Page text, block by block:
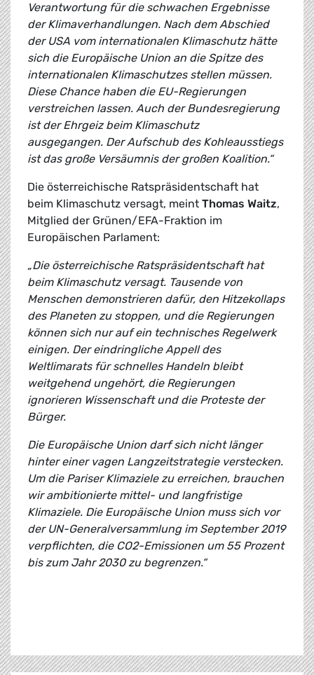
Verantwortung für die schwachen Ergebnisse
der Klimaverhandlungen. Nach dem Abschied
der USA vom internationalen Klimaschutz hätte
sich die Europäische Union an die Spitze des
internationalen Klimaschutzes stellen müssen.
Diese Chance haben die EU-Regierungen
verstreichen lassen. Auch der Bundesregierung
ist der Ehrgeiz beim Klimaschutz
ausgegangen. Der Aufschub des Kohleausstiegs
ist das große Versäumnis der großen Koalition.“
Die österreichische Ratspräsidentschaft hat
beim Klimaschutz versagt, meint Thomas Waitz,
Mitglied der Grünen/EFA-Fraktion im
Europäischen Parlament:
„Die österreichische Ratspräsidentschaft hat
beim Klimaschutz versagt. Tausende von
Menschen demonstrieren dafür, den Hitzekollaps
des Planeten zu stoppen, und die Regierungen
können sich nur auf ein technisches Regelwerk
einigen. Der eindringliche Appell des
Weltlimarats für schnelles Handeln bleibt
weitgehend ungehört, die Regierungen
ignorieren Wissenschaft und die Proteste der
Bürger.
Die Europäische Union darf sich nicht länger
hinter einer vagen Langzeitstrategie verstecken.
Um die Pariser Klimaziele zu erreichen, brauchen
wir ambitionierte mittel- und langfristige
Klimaziele. Die Europäische Union muss sich vor
der UN-Generalversammlung im September 2019
verpflichten, die CO2-Emissionen um 55 Prozent
bis zum Jahr 2030 zu begrenzen.“